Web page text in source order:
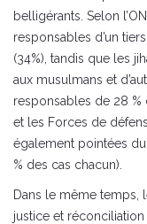
belligérants. Selon
responsables d’un
(34%), tandis que les
aux musulmans et
responsables de 28 %
et les Forces de
également pointées
% des cas chacun).
Dans le même temps,
justice et